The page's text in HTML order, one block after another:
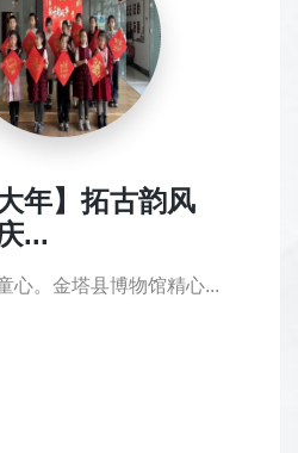
年】拓古韵风
...
心。金塔县博物馆精心...